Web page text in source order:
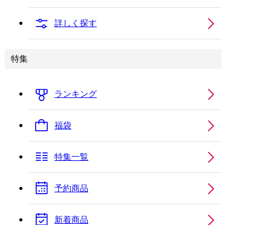
詳しく探す
特集
ランキング
福袋
特集一覧
予約商品
新着商品